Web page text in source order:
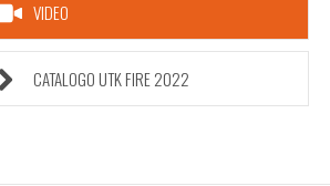
VIDEO
CATALOGO UTK FIRE 2022